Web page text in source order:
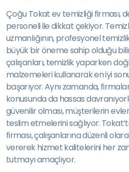
Çoğu Tokat ev temizliği firması,
personeli ile dikkat çekiyor.
uzmanlığının, profesyonel
büyük bir öneme sahip olduğu
çalışanları, temizlik yaparken
malzemeleri kullanarak en iyi
başarıyor. Aynı zamanda,
konusunda da hassas
güvenilir olması, müşterilerin
teslim etmelerini sağlıyor.
firması, çalışanlarına düzenli
vererek hizmet kalitelerini her
tutmayı amaçlıyor.